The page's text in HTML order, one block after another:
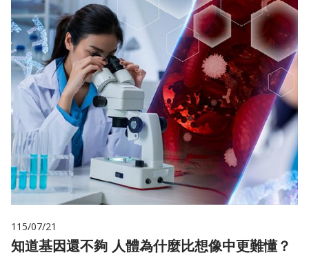
115/07/21
知道基因還不夠 人體為什麼比想像中更難懂？